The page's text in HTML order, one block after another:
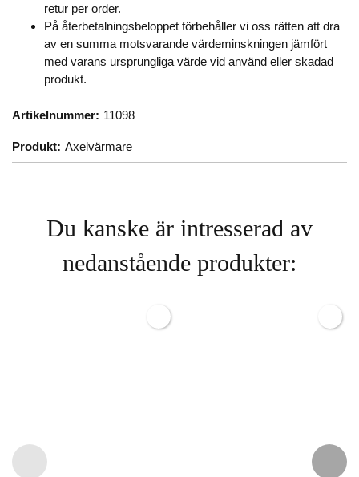
retur per order.
På återbetalningsbeloppet förbehåller vi oss rätten att dra
av en summa motsvarande värdeminskningen jämfört
med varans ursprungliga värde vid använd eller skadad
produkt.
Artikelnummer: 11098
Produkt: Axelvärmare
Du kanske är intresserad av
nedanstående produkter: